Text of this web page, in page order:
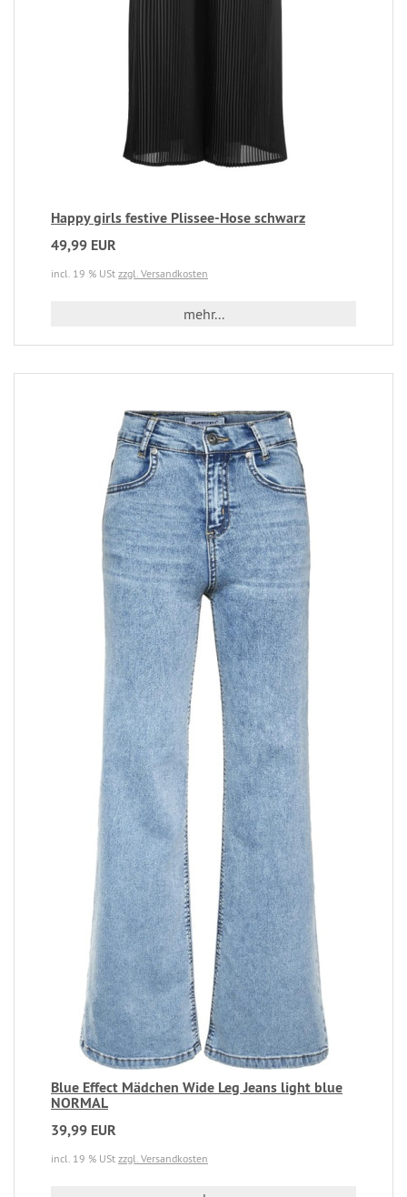
Happy girls festive Plissee-Hose schwarz
49,99 EUR
incl. 19 % USt zzgl. Versandkosten
mehr...
Blue Effect Mädchen Wide Leg Jeans light blue
NORMAL
39,99 EUR
incl. 19 % USt zzgl. Versandkosten